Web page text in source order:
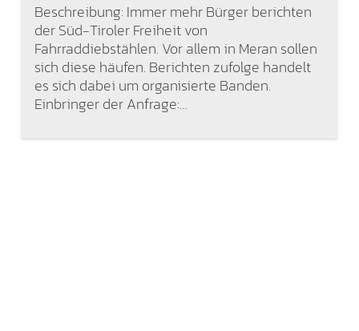
Beschreibung: Immer mehr Bürger berichten
der Süd-Tiroler Freiheit von
Fahrraddiebstählen. Vor allem in Meran sollen
sich diese häufen. Berichten zufolge handelt
es sich dabei um organisierte Banden.
Einbringer der Anfrage:…